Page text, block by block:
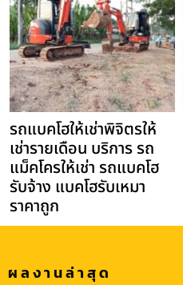
รถแบคโฮให้เช่าพิจิตรให้
เช่ารายเดือน บริการ รถ
แม็คโครให้เช่า รถแบคโฮ
รับจ้าง แบคโฮรับเหมา
ราคาถูก
ผลงานล่าสุด